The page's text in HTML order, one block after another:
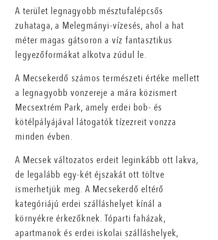
A terület legnagyobb mésztufalépcsős
zuhataga, a Melegmányi-vízesés, ahol a hat
méter magas gátsoron a víz fantasztikus
legyezőformákat alkotva zúdul le.
A Mecsekerdő számos természeti értéke mellett
a legnagyobb vonzereje a mára közismert
Mecsextrém Park, amely erdei bob- és
kötélpályájával látogatók tízezreit vonzza
minden évben.
A Mecsek változatos erdeit leginkább ott lakva,
de legalább egy-két éjszakát ott töltve
ismerhetjük meg. A Mecsekerdő eltérő
kategóriájú erdei szálláshelyet kínál a
környékre érkezőknek. Tóparti faházak,
apartmanok és erdei iskolai szálláshelyek,